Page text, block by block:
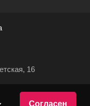
Согласен
16